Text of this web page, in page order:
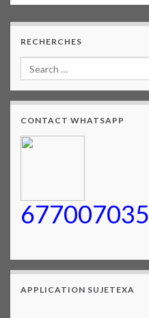
RECHERCHES
CONTACT WHATSAPP
677007035
APPLICATION SUJETEXA